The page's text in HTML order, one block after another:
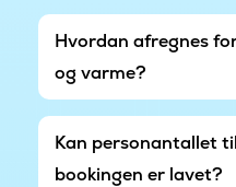
Hvordan afregnes
og varme?
Kan personantallet
bookingen er lavet?